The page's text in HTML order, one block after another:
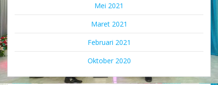
Mei 2021
Maret 2021
Februari 2021
Oktober 2020